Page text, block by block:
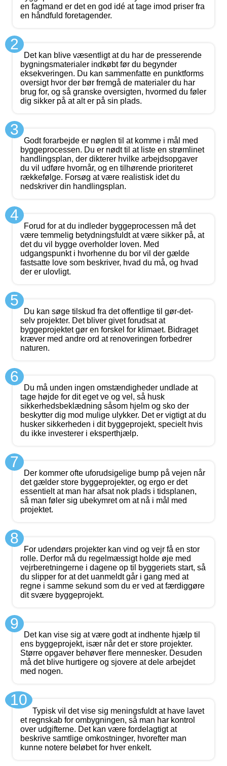
en fagmand er det en god idé at tage imod priser fra
en håndfuld foretagender.
2
Det kan blive væsentligt at du har de presserende
bygningsmaterialer indkøbt før du begynder
eksekveringen. Du kan sammenfatte en punktforms
oversigt hvor der bør fremgå de materialer du har
brug for, og så granske oversigten, hvormed du føler
dig sikker på at alt er på sin plads.
3
Godt forarbejde er nøglen til at komme i mål med
byggeprocessen. Du er nødt til at liste en strømlinet
handlingsplan, der dikterer hvilke arbejdsopgaver
du vil udføre hvornår, og en tilhørende prioriteret
rækkefølge. Forsøg at være realistisk idet du
nedskriver din handlingsplan.
4
Forud for at du indleder byggeprocessen må det
være temmelig betydningsfuldt at være sikker på, at
det du vil bygge overholder loven. Med
udgangspunkt i hvorhenne du bor vil der gælde
fastsatte love som beskriver, hvad du må, og hvad
der er ulovligt.
5
Du kan søge tilskud fra det offentlige til gør-det-
selv projekter. Det bliver givet forudsat at
byggeprojektet gør en forskel for klimaet. Bidraget
kræver med andre ord at renoveringen forbedrer
naturen.
6
Du må unden ingen omstændigheder undlade at
tage højde for dit eget ve og vel, så husk
sikkerhedsbeklædning såsom hjelm og sko der
beskytter dig mod mulige ulykker. Det er vigtigt at du
husker sikkerheden i dit byggeprojekt, specielt hvis
du ikke investerer i eksperthjælp.
7
Der kommer ofte uforudsigelige bump på vejen når
det gælder store byggeprojekter, og ergo er det
essentielt at man har afsat nok plads i tidsplanen,
så man føler sig ubekymret om at nå i mål med
projektet.
8
For udendørs projekter kan vind og vejr få en stor
rolle. Derfor må du regelmæssigt holde øje med
vejrberetningerne i dagene op til byggeriets start, så
du slipper for at det uanmeldt går i gang med at
regne i samme sekund som du er ved at færdiggøre
dit svære byggeprojekt.
9
Det kan vise sig at være godt at indhente hjælp til
ens byggeprojekt, især når det er store projekter.
Større opgaver behøver flere mennesker. Desuden
må det blive hurtigere og sjovere at dele arbejdet
med nogen.
10
Typisk vil det vise sig meningsfuldt at have lavet
et regnskab for ombygningen, så man har kontrol
over udgifterne. Det kan være fordelagtigt at
beskrive samtlige omkostninger, hvorefter man
kunne notere beløbet for hver enkelt.